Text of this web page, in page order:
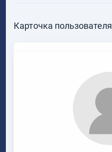
Карточка пользователя